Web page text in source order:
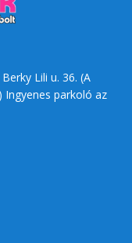
Lili u. 36. (A
Ingyenes parkoló az